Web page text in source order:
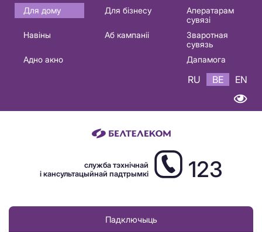
Основная
навигация
Для дому Для бізнесу
Аператарам
сувязі
Навіны
Аб кампаніі
Зваротная
сувязь
Адно акно
Дапамога
RU BE EN
служба тэхнічнай
і кансультацыйнай падтрымкі
123
Падключыць